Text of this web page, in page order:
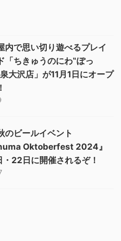
内で思い切り遊べるプレイ
「ちきゅうのにわ‟ぽっ
大沢店」が11月1日にオープ
のビールイベント
Oktoberfest 2024』
22日に開催されるぞ！